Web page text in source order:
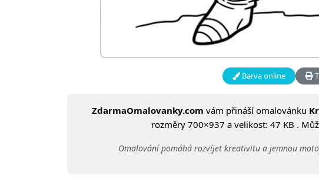
Barva online
ZdarmaOmalovanky.com vám přináší omalovánku
rozměry 700×937 a velikost: 47 KB .
Omalování pomáhá rozvíjet kreativitu a jemnou